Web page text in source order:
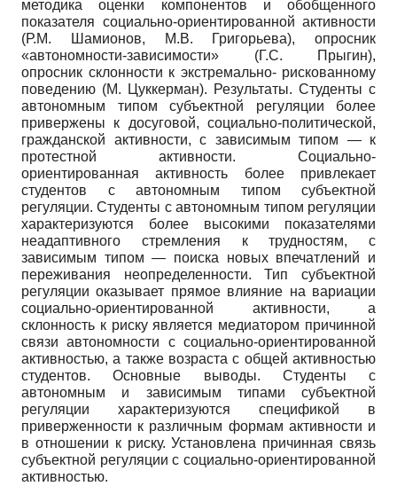
методика оценки компонентов и обобщенного
показателя социально-ориентированной активности
(Р.М. Шамионов, М.В. Григорьева), опросник
«автономности-зависимости» (Г.С. Прыгин),
опросник склонности к экстремально- рискованному
поведению (М. Цуккерман). Результаты. Студенты с
автономным типом субъектной регуляции более
привержены к досуговой, социально-политической,
гражданской активности, с зависимым типом — к
протестной активности. Социально-
ориентированная активность более привлекает
студентов с автономным типом субъектной
регуляции. Студенты с автономным типом регуляции
характеризуются более высокими показателями
неадаптивного стремления к трудностям, с
зависимым типом — поиска новых впечатлений и
переживания неопределенности. Тип субъектной
регуляции оказывает прямое влияние на вариации
социально-ориентированной активности, а
склонность к риску является медиатором причинной
связи автономности с социально-ориентированной
активностью, а также возраста с общей активностью
студентов. Основные выводы. Студенты с
автономным и зависимым типами субъектной
регуляции характеризуются спецификой в
приверженности к различным формам активности и
в отношении к риску. Установлена причинная связь
субъектной регуляции с социально-ориентированной
активностью.